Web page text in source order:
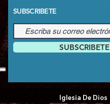
SUBSCRIBETE
SUBSCRIBETE
Iglesia De Dios